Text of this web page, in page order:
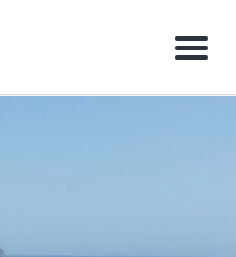
M
n